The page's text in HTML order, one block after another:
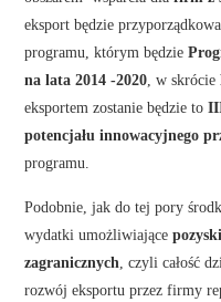
eksport będzie
programu, którym będzie
na lata 2014 -2020 , w skrócie
eksportem zostanie będzie to
potencjału innowacyjnego
programu.
Podobnie, jak do tej pory
wydatki umożliwiające
zagranicznych , czyli całość
rozwój eksportu przez firmy